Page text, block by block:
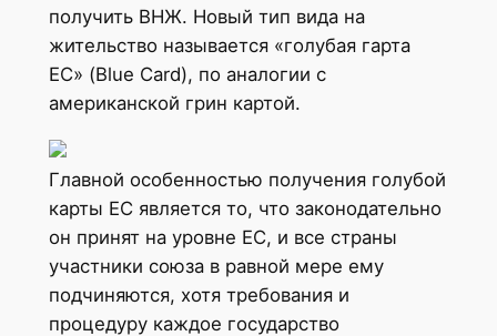
получить ВНЖ. Новый тип вида на
жительство называется «голубая гарта
ЕС» (Blue Card), по аналогии с
американской грин картой.
Главной особенностью получения голубой
карты ЕС является то, что законодательно
он принят на уровне ЕС, и все страны
участники союза в равной мере ему
подчиняются, хотя требования и
процедуру каждое государство